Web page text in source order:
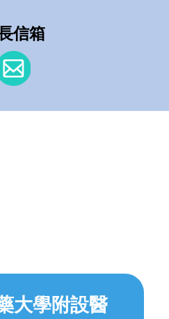
信箱
大學附設醫